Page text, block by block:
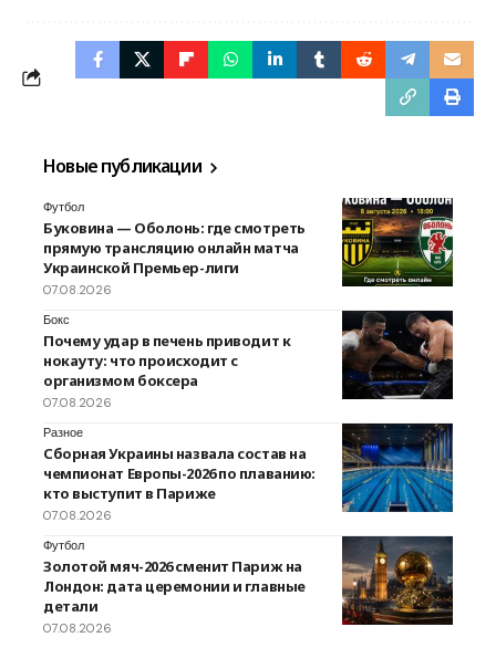
Новые публикации
Футбол
Буковина — Оболонь: где смотреть
прямую трансляцию онлайн матча
Украинской Премьер-лиги
07.08.2026
Бокс
Почему удар в печень приводит к
нокауту: что происходит с
организмом боксера
07.08.2026
Разное
Сборная Украины назвала состав на
чемпионат Европы-2026 по плаванию:
кто выступит в Париже
07.08.2026
Футбол
Золотой мяч-2026 сменит Париж на
Лондон: дата церемонии и главные
детали
07.08.2026